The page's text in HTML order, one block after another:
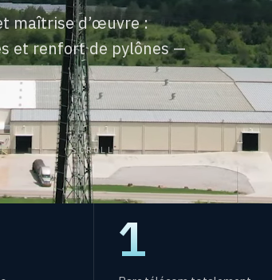
maîtrise d’œuvre :
et renfort de pylônes —
SCROLL
1